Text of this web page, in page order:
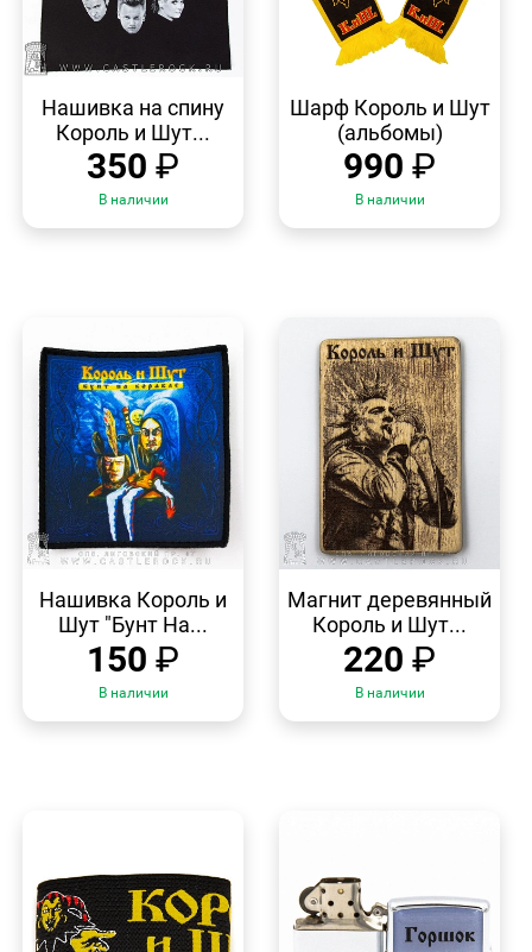
Нашивка на спину
Король и Шут...
350 ₽
В наличии
ПРОСМОТР
Шарф Король и Шут
(альбомы)
990 ₽
В наличии
ПРОСМОТР
Нашивка Король и
Шут "Бунт На...
150 ₽
В наличии
ПРОСМОТР
Магнит деревянный
Король и Шут...
220 ₽
В наличии